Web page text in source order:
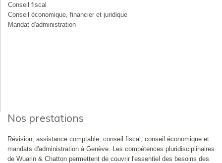
Conseil fiscal
Conseil économique, financier et juridique
Mandat d'administration
Nos prestations
Révision, assistance comptable, conseil fiscal, conseil économique et
mandats d'administration à Genève. Les compétences pluridisciplinaires
de Wuarin & Chatton permettent de couvrir l'essentiel des besoins des